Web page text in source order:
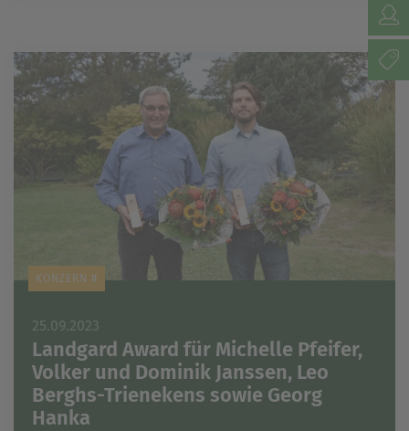
KONZERN #
25.09.2023
Landgard Award für Michelle Pfeifer,
Volker und Dominik Janssen, Leo
Berghs-Trienekens sowie Georg
Hanka